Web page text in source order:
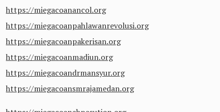
https://miegacoanancol.org
https://miegacoanpahlawanrevolusi.org
https://miegacoanpakerisan.org
https://miegacoanmadiun.org
https://miegacoandrmansyur.org
https://miegacoansmrajamedan.org